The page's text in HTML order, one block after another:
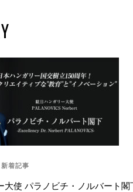
新着記事
大使 パラノビチ・ノルバート閣